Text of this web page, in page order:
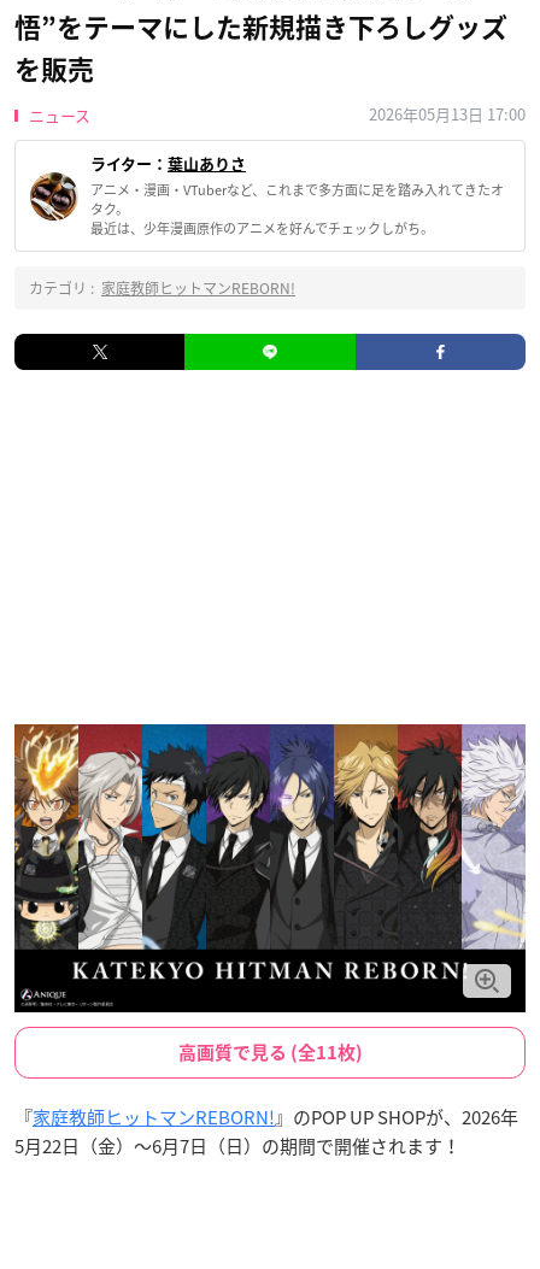
悟”をテーマにした新規描き下ろしグッズ
を販売
ニュース 2026年05月13日 17:00
ライター： 葉山ありさ
アニメ・漫画・VTuberなど、これまで多方面に足を踏み入れてきたオ
タク。
最近は、少年漫画原作のアニメを好んでチェックしがち。
カテゴリ : 家庭教師ヒットマンREBORN!
高画質で見る (全11枚)
『家庭教師ヒットマンREBORN!』のPOP UP SHOPが、2026年
5月22日（金）〜6月7日（日）の期間で開催されます！